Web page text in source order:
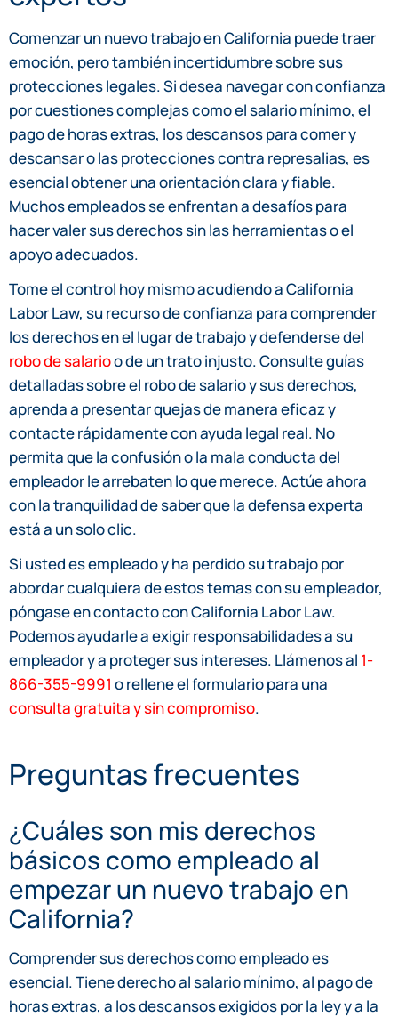
Comenzar un nuevo trabajo en California puede traer
emoción, pero también incertidumbre sobre sus
protecciones legales. Si desea navegar con confianza
por cuestiones complejas como el salario mínimo, el
pago de horas extras, los descansos para comer y
descansar o las protecciones contra represalias, es
esencial obtener una orientación clara y fiable.
Muchos empleados se enfrentan a desafíos para
hacer valer sus derechos sin las herramientas o el
apoyo adecuados.
Tome el control hoy mismo acudiendo a California
Labor Law, su recurso de confianza para comprender
los derechos en el lugar de trabajo y defenderse del
robo de salarioo de un trato injusto. Consulte guías
detalladas sobre el robo de salario y sus derechos,
aprenda a presentar quejas de manera eficaz y
contacte rápidamente con ayuda legal real. No
permita que la confusión o la mala conducta del
empleador le arrebaten lo que merece. Actúe ahora
con la tranquilidad de saber que la defensa experta
está a un solo clic.
Si usted es empleado y ha perdido su trabajo por
abordar cualquiera de estos temas con su empleador,
póngase en contacto con California Labor Law.
Podemos ayudarle a exigir responsabilidades a su
empleador y a proteger sus intereses. Llámenos al 1-
866-355-9991 o rellene el formulario para una
consulta gratuita y sin compromiso.
Preguntas frecuentes
¿Cuáles son mis derechos
básicos como empleado al
empezar un nuevo trabajo en
California?
Comprender sus derechos como empleado es
esencial. Tiene derecho al salario mínimo, al pago de
horas extras, a los descansos exigidos por la ley y a la